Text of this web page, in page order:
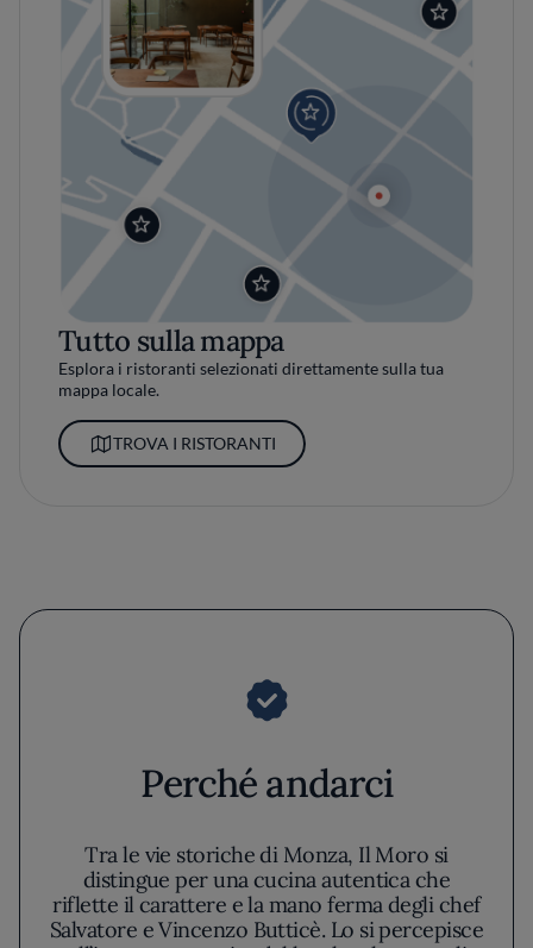
Tutto sulla mappa
Esplora i ristoranti selezionati direttamente sulla tua
mappa locale.
TROVA I RISTORANTI
Perché andarci
Tra le vie storiche di Monza, Il Moro si
distingue per una cucina autentica che
riflette il carattere e la mano ferma degli chef
Salvatore e Vincenzo Butticè. Lo si percepisce